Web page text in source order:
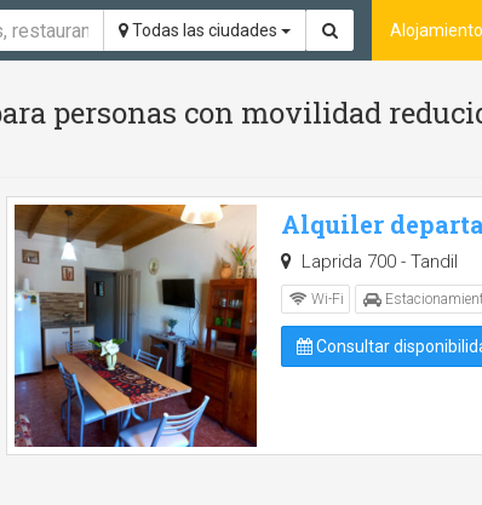
Todas las ciudades Alojamiento
personas con movilidad
Alquiler
Laprida 700 - Tandil
Wi-Fi
Consultar